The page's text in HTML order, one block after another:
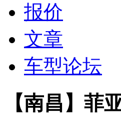
报价
文章
车型论坛
【南昌】菲